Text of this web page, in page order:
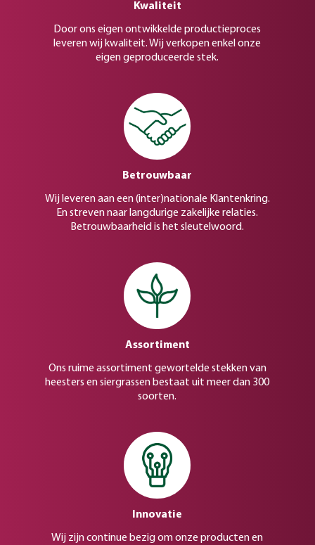
Kwaliteit
Door ons eigen ontwikkelde productieproces
leveren wij kwaliteit. Wij verkopen enkel onze
eigen geproduceerde stek.
Betrouwbaar
Wij leveren aan een (inter)nationale Klantenkring.
En streven naar langdurige zakelijke relaties.
Betrouwbaarheid is het sleutelwoord.
Assortiment
Ons ruime assortiment gewortelde stekken van
heesters en siergrassen bestaat uit meer dan 300
soorten.
Innovatie
Wij zijn continue bezig om onze producten en